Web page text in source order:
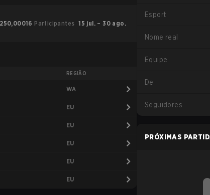
16 Participantes 15 jul. – 30 ago.
REGIÃO
WA
EU
EU
EU
EU
EU
Esport
Nome real
Equipe
De
Seguidores
PRÓXIMAS